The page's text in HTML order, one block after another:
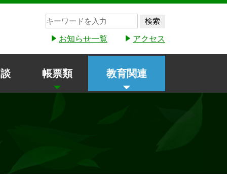
検索
アクセス
お知らせ一覧
帳票類 教育関連